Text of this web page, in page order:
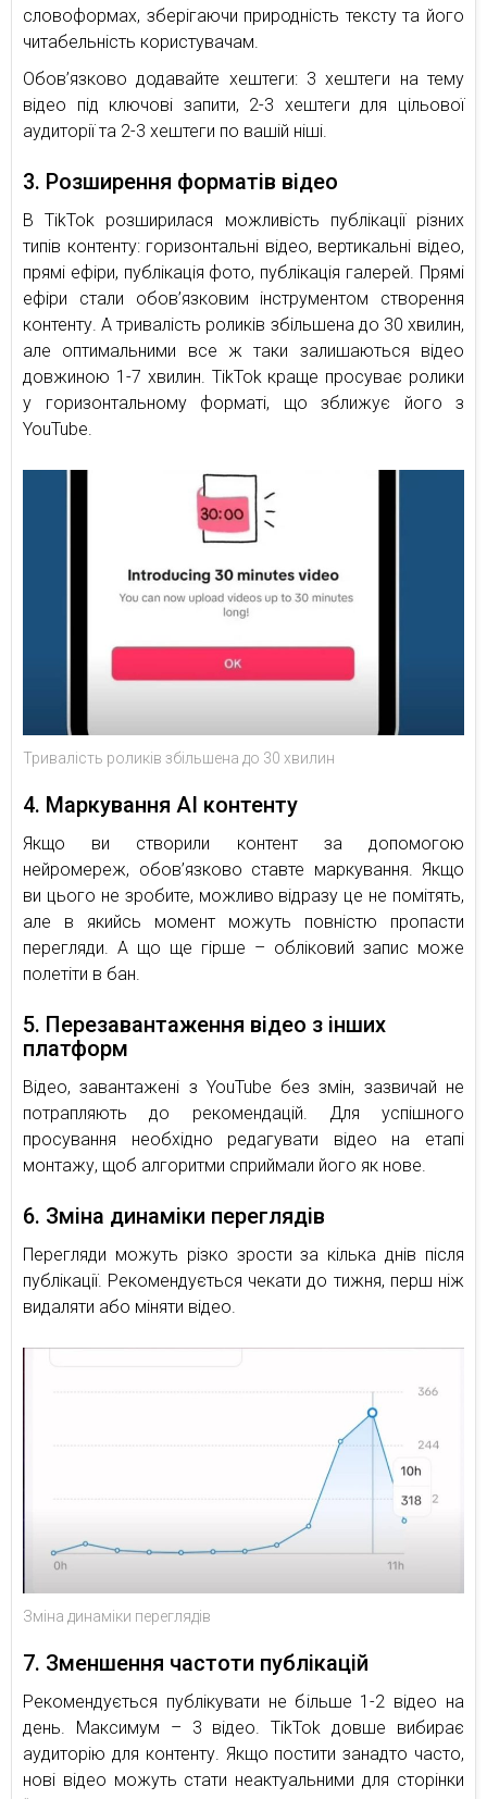
словоформах, зберігаючи природність тексту та його
читабельність користувачам.
Обов’язково додавайте хештеги: 3 хештеги на тему
відео під ключові запити, 2-3 хештеги для цільової
аудиторії та 2-3 хештеги по вашій ніші.
3. Розширення форматів відео
В TikTok розширилася можливість публікації різних
типів контенту: горизонтальні відео, вертикальні відео,
прямі ефіри, публікація фото, публікація галерей. Прямі
ефіри стали обов’язковим інструментом створення
контенту. А тривалість роликів збільшена до 30 хвилин,
але оптимальними все ж таки залишаються відео
довжиною 1-7 хвилин. TikTok краще просуває ролики
у горизонтальному форматі, що зближує його з
YouTube.
Тривалість роликів збільшена до 30 хвилин
4. Маркування AI контенту
Якщо ви створили контент за допомогою
нейромереж, обов’язково ставте маркування. Якщо
ви цього не зробите, можливо відразу це не помітять,
але в якийсь момент можуть повністю пропасти
перегляди. А що ще гірше – обліковий запис може
полетіти в бан.
5. Перезавантаження відео з інших
платформ
Відео, завантажені з YouTube без змін, зазвичай не
потрапляють до рекомендацій. Для успішного
просування необхідно редагувати відео на етапі
монтажу, щоб алгоритми сприймали його як нове.
6. Зміна динаміки переглядів
Перегляди можуть різко зрости за кілька днів після
публікації. Рекомендується чекати до тижня, перш ніж
видаляти або міняти відео.
Зміна динаміки переглядів
7. Зменшення частоти публікацій
Рекомендується публікувати не більше 1-2 відео на
день. Максимум – 3 відео. TikTok довше вибирає
аудиторію для контенту. Якщо постити занадто часто,
нові відео можуть стати неактуальними для сторінки